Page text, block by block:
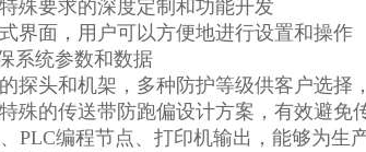
殊要求的深度定制和功能开发
界面，用户可以方便地进行设置和操作
系统参数和数据
探头和机架，多种防护等级供客户选择
殊的传送带防跑偏设计方案，有效避免
PLC编程节点、打印机输出，能够为生